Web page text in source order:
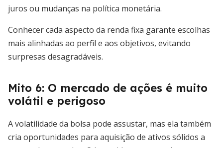
juros ou mudanças na política monetária.
Conhecer cada aspecto da renda fixa garante escolhas
mais alinhadas ao perfil e aos objetivos, evitando
surpresas desagradáveis.
Mito 6: O mercado de ações é muito
volátil e perigoso
A volatilidade da bolsa pode assustar, mas ela também
cria oportunidades para aquisição de ativos sólidos a